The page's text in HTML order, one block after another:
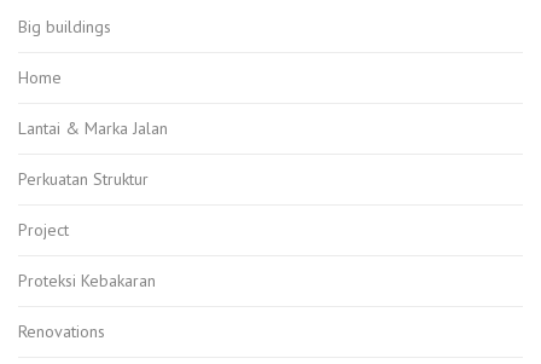
Big buildings
Home
Lantai & Marka Jalan
Perkuatan Struktur
Project
Proteksi Kebakaran
Renovations